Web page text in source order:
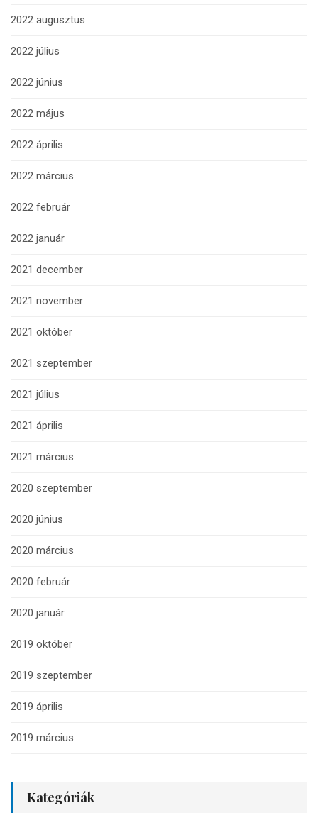
2022 augusztus
2022 július
2022 június
2022 május
2022 április
2022 március
2022 február
2022 január
2021 december
2021 november
2021 október
2021 szeptember
2021 július
2021 április
2021 március
2020 szeptember
2020 június
2020 március
2020 február
2020 január
2019 október
2019 szeptember
2019 április
2019 március
Kategóriák